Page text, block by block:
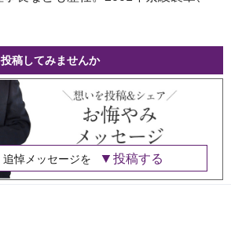
稿してみませんか
追悼メッセージを 投稿する